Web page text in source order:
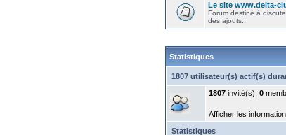
Le site www.delta-
Forum destiné à
des ajouts...
Statistiques
1807 utilisateur(s) actif(s)
1807 invité(s), 0
Afficher les
Statistiques